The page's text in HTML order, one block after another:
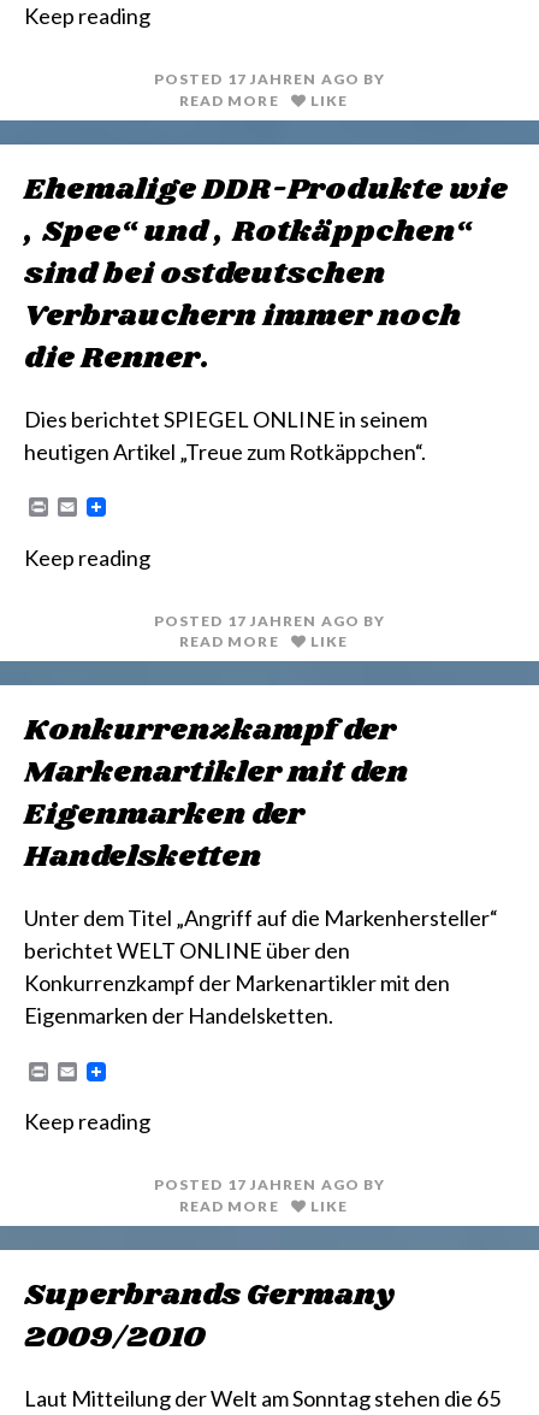
n
i
Keep reading
POSTED 17 JAHREN AGO BY
READ MORE
LIKE
Ehemalige DDR-Produkte wie
„Spee“ und „Rotkäppchen“
sind bei ostdeutschen
Verbrauchern immer noch
die Renner.
Dies berichtet SPIEGEL ONLINE in seinem
heutigen Artikel „Treue zum Rotkäppchen“.
n
E
i
Keep reading
POSTED 17 JAHREN AGO BY
READ MORE
LIKE
Konkurrenzkampf der
Markenartikler mit den
Eigenmarken der
Handelsketten
Unter dem Titel „Angriff auf die Markenhersteller“
berichtet WELT ONLINE über den
Konkurrenzkampf der Markenartikler mit den
Eigenmarken der Handelsketten.
P
n
E
i
Keep reading
POSTED 17 JAHREN AGO BY
READ MORE
LIKE
Superbrands Germany
2009/2010
Laut Mitteilung der Welt am Sonntag stehen die 65